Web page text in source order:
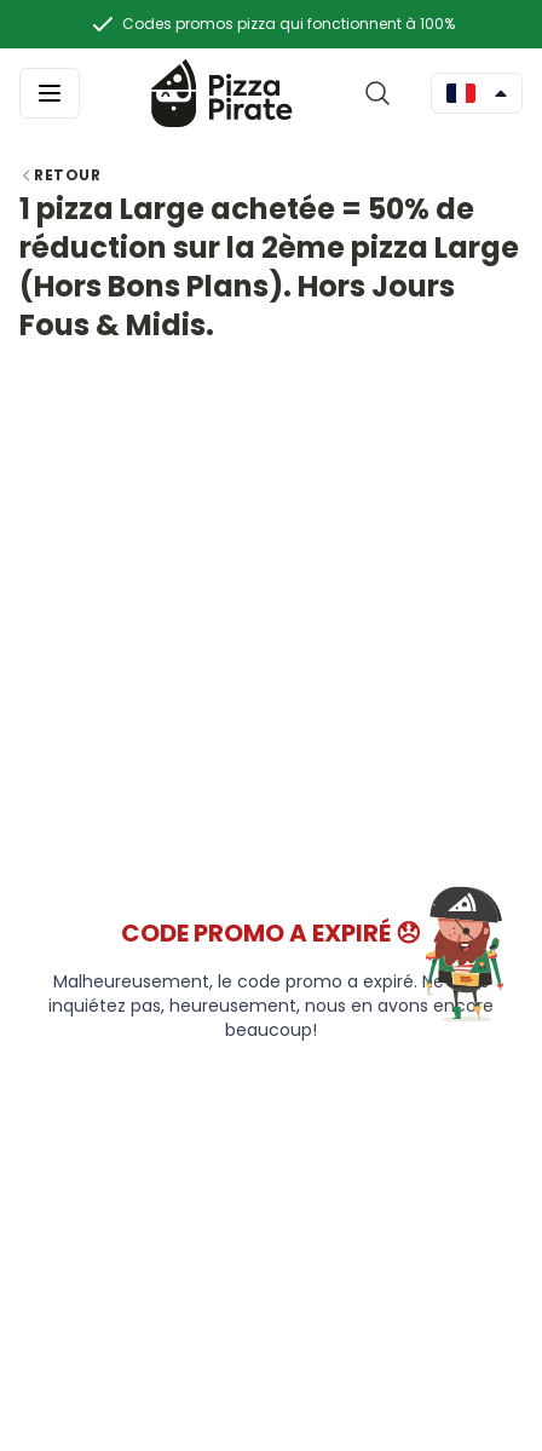
Codes promos pizza qui fonctionnent à 100%
RETOUR
1 pizza Large achetée = 50% de
réduction sur la 2ème pizza Large
(Hors Bons Plans). Hors Jours
Fous & Midis.
CODE PROMO A EXPIRÉ 😞
Malheureusement, le code promo a expiré. Ne vous
inquiétez pas, heureusement, nous en avons encore
beaucoup!